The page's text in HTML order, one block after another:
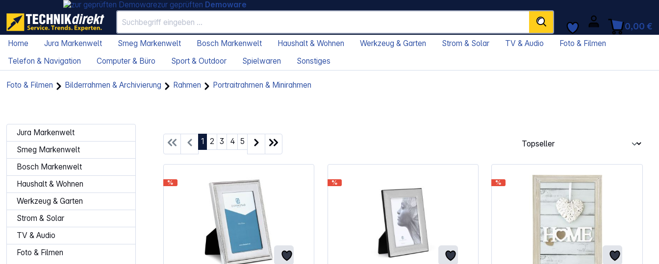
zur geprüften Demoware
0,00 €
Home Jura Markenwelt Smeg Markenwelt Bosch Markenwelt Haushalt & Wohnen Werkzeug & Garten Strom & Solar TV & Audio
Foto & Filmen
Telefon & Navigation
Computer & Büro Sport & Outdoor Spielwaren Sonstiges
Foto & Filmen Bilderrahmen & Archivierung Rahmen Portraitrahmen & Minirahmen
Jura Markenwelt
Smeg Markenwelt
Bosch Markenwelt
Haushalt & Wohnen
Werkzeug & Garten
Strom & Solar
TV & Audio
Foto & Filmen
Seite
1 Seite
2 Seite
3 Seite
4 Seite
5
% % %